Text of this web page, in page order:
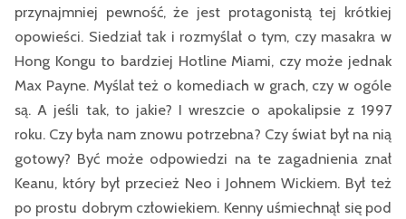
przynajmniej pewność, że jest protagonistą tej krótkiej
opowieści. Siedział tak i rozmyślał o tym, czy masakra w
Hong Kongu to bardziej Hotline Miami, czy może jednak
Max Payne. Myślał też o komediach w grach, czy w ogóle
są. A jeśli tak, to jakie? I wreszcie o apokalipsie z 1997
roku. Czy była nam znowu potrzebna? Czy świat był na nią
gotowy? Być może odpowiedzi na te zagadnienia znał
Keanu, który był przecież Neo i Johnem Wickiem. Był też
po prostu dobrym człowiekiem. Kenny uśmiechnął się pod